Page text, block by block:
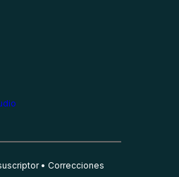
Correcciones